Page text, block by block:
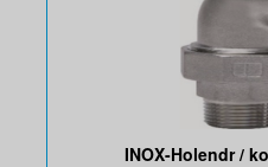
INOX-Holendr /